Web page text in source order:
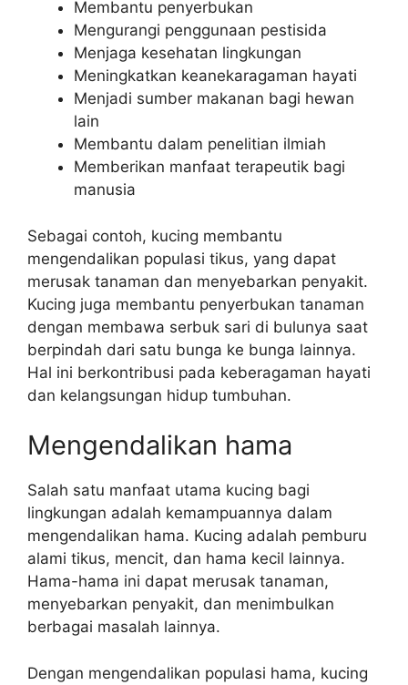
Membantu penyerbukan
Mengurangi penggunaan pestisida
Menjaga kesehatan lingkungan
Meningkatkan keanekaragaman hayati
Menjadi sumber makanan bagi hewan
lain
Membantu dalam penelitian ilmiah
Memberikan manfaat terapeutik bagi
manusia
Sebagai contoh, kucing membantu
mengendalikan populasi tikus, yang dapat
merusak tanaman dan menyebarkan penyakit.
Kucing juga membantu penyerbukan tanaman
dengan membawa serbuk sari di bulunya saat
berpindah dari satu bunga ke bunga lainnya.
Hal ini berkontribusi pada keberagaman hayati
dan kelangsungan hidup tumbuhan.
Mengendalikan hama
Salah satu manfaat utama kucing bagi
lingkungan adalah kemampuannya dalam
mengendalikan hama. Kucing adalah pemburu
alami tikus, mencit, dan hama kecil lainnya.
Hama-hama ini dapat merusak tanaman,
menyebarkan penyakit, dan menimbulkan
berbagai masalah lainnya.
Dengan mengendalikan populasi hama, kucing